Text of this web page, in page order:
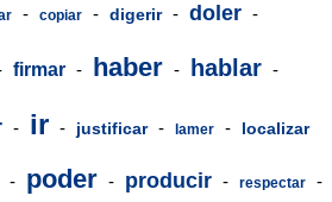
- copiar - digerir - doler -
firmar - haber - hablar -
- ir - justificar - lamer - localizar
- poder - producir - respectar -